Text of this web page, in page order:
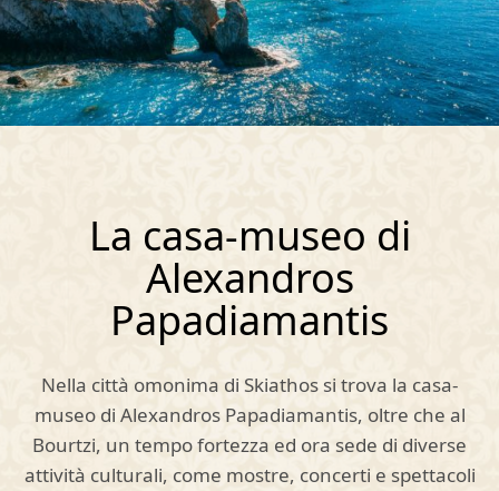
La casa-museo di
Alexandros
Papadiamantis
Nella città omonima di Skiathos si trova la casa-
museo di Alexandros Papadiamantis, oltre che al
Bourtzi, un tempo fortezza ed ora sede di diverse
attività culturali, come mostre, concerti e spettacoli